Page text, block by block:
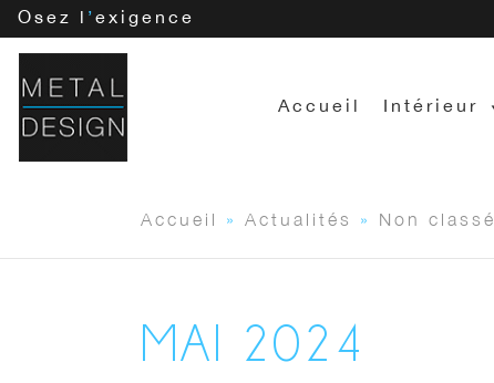
Osez l ’exigence
Accueil Intérieur
Accueil » Actualités » Non classé
MAI 2024